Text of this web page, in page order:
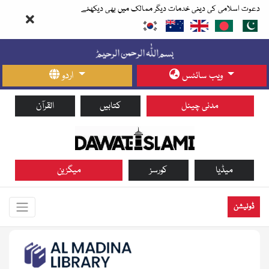
دعوت اسلامی کی دینی خدمات دیگر ممالک میں بھی دیکھئے
اردو ویب سائٹس
القرآن کتابیں مدنی چینل
میگزین کورسز میڈیا
ڈونیشن